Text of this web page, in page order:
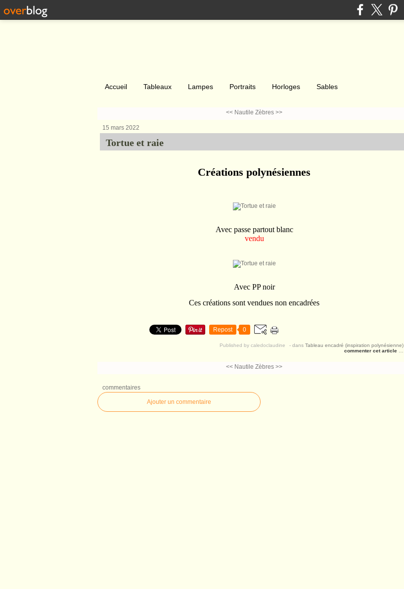
Accueil Tableaux Lampes Portraits Horloges Sables
<< Nautile Zèbres >>
15 mars 2022
Tortue et raie
Créations polynésiennes
Avec passe partout blanc
vendu
Avec PP noir
Ces créations sont vendues non encadrées
Repost 0
Published by caledoclaudine - dans Tableau encadré (inspiration polynésienne)
commenter cet article
<< Nautile Zèbres >>
commentaires
Ajouter un commentaire